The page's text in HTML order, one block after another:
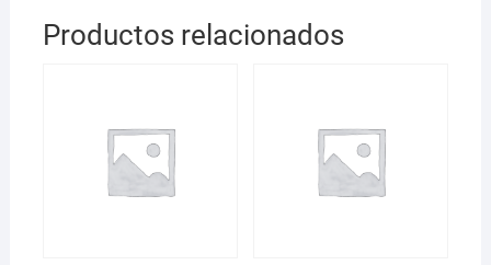
Productos relacionados